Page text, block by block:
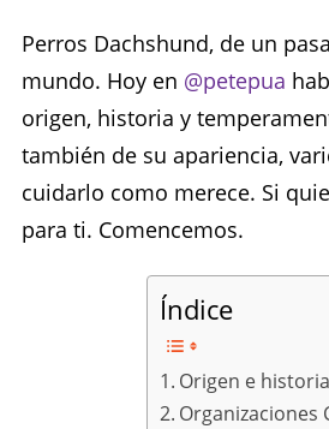
Perros Dachshund, de un
mundo. Hoy en @petepua
origen, historia y
también de su apariencia,
cuidarlo como merece. Si
para ti. Comencemos.
Índice
Origen e
Organizaciones